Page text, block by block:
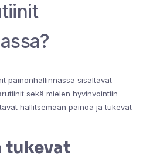
painonhallinnassa sisältävät
sekä mielen hyvinvointiin
hallitsemaan painoa ja tukevat
tukevat